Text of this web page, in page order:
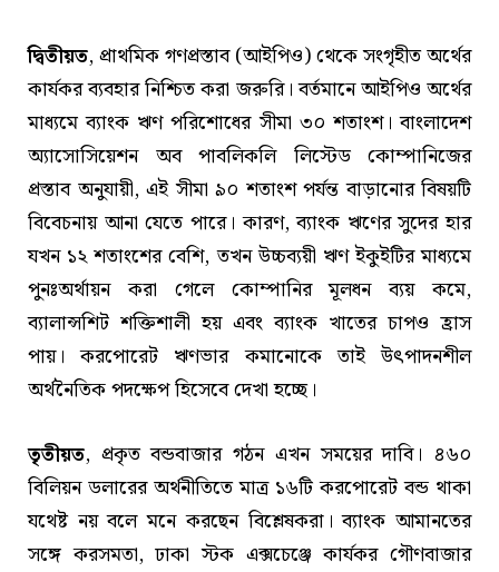
দ্বিতীয়ত, প্রাথমিক গণপ্রস্তাব (আইপিও) থেকে সংগৃহীত অর্থের
কার্যকর ব্যবহার নিশ্চিত করা জরুরি। বর্তমানে আইপিও অর্থের
মাধ্যমে ব্যাংক ঋণ পরিশোধের সীমা ৩০ শতাংশ। বাংলাদেশ
অ্যাসোসিয়েশন অব পাবলিকলি লিস্টেড কোম্পানিজের
প্রস্তাব অনুযায়ী, এই সীমা ৯০ শতাংশ পর্যন্ত বাড়ানোর বিষয়টি
বিবেচনায় আনা যেতে পারে। কারণ, ব্যাংক ঋণের সুদের হার
যখন ১২ শতাংশের বেশি, তখন উচ্চব্যয়ী ঋণ ইকুইটির মাধ্যমে
পুনঃঅর্থায়ন করা গেলে কোম্পানির মূলধন ব্যয় কমে,
ব্যালান্সশিট শক্তিশালী হয় এবং ব্যাংক খাতের চাপও হ্রাস
পায়। করপোরেট ঋণভার কমানোকে তাই উৎপাদনশীল
অর্থনৈতিক পদক্ষেপ হিসেবে দেখা হচ্ছে।
তৃতীয়ত, প্রকৃত বন্ডবাজার গঠন এখন সময়ের দাবি। ৪৬০
বিলিয়ন ডলারের অর্থনীতিতে মাত্র ১৬টি করপোরেট বন্ড থাকা
যথেষ্ট নয় বলে মনে করছেন বিশ্লেষকরা। ব্যাংক আমানতের
সঙ্গে করসমতা, ঢাকা স্টক এক্সচেঞ্জে কার্যকর গৌণবাজার